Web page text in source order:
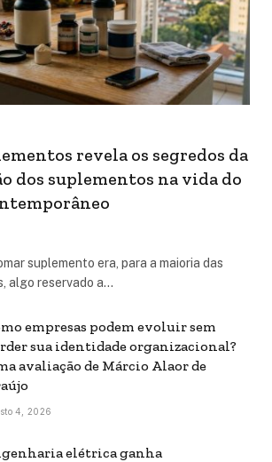
revela os segredos da
dos suplementos na vida do
suplemento era, para a maioria das
algo reservado a…
empresas podem evoluir sem
sua identidade organizacional?
avaliação de Márcio Alaor de
4, 2026
elétrica ganha